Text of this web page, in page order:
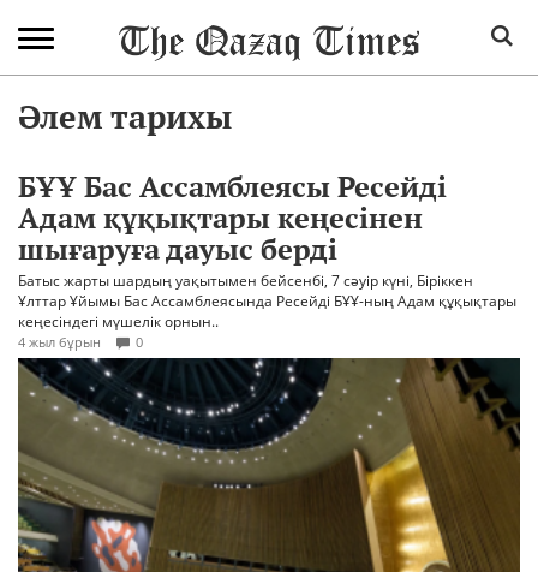
Әлем тарихы
БҰҰ Бас Ассамблеясы Ресейді
Адам құқықтары кеңесінен
шығаруға дауыс берді
Батыс жарты шардың уақытымен бейсенбі, 7 сәуір күні, Біріккен
Ұлттар Ұйымы Бас Ассамблеясында Ресейді БҰҰ-ның Адам құқықтары
кеңесіндегі мүшелік орнын..
4 жыл бұрын 0